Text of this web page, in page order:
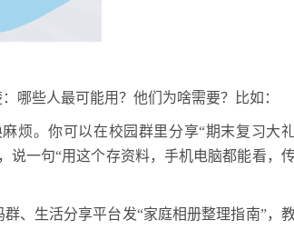
哪些人最可能用？他们为啥需要？比如：
烦。你可以在校园群里分享“期末复习大
说一句“用这个存资料，手机电脑都能看，
、生活分享平台发“家庭相册整理指南”，